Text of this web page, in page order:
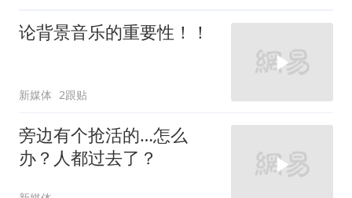
论背景音乐的重要性！！
新媒体 2跟贴
旁边有个抢活的…怎么
办？人都过去了？